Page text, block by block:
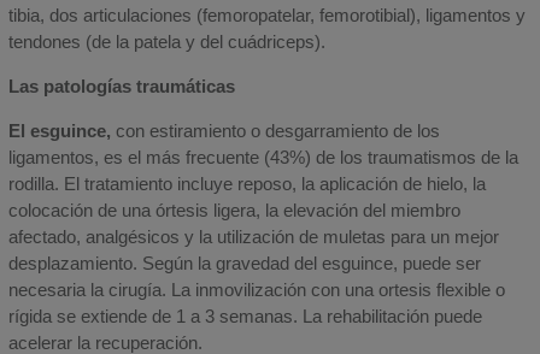
tibia, dos articulaciones (femoropatelar, femorotibial), ligamentos y
tendones (de la patela y del cuádriceps).
Las patologías traumáticas
El esguince, con estiramiento o desgarramiento de los
ligamentos, es el más frecuente (43%) de los traumatismos de la
rodilla. El tratamiento incluye reposo, la aplicación de hielo, la
colocación de una órtesis ligera, la elevación del miembro
afectado, analgésicos y la utilización de muletas para un mejor
desplazamiento. Según la gravedad del esguince, puede ser
necesaria la cirugía. La inmovilización con una ortesis flexible o
rígida se extiende de 1 a 3 semanas. La rehabilitación puede
acelerar la recuperación.